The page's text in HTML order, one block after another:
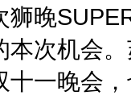
晚
本次机会
十一晚会